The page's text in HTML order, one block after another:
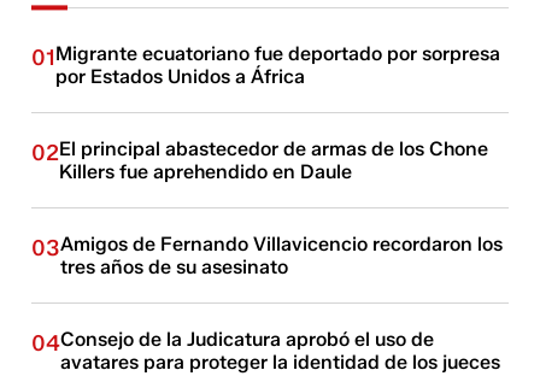
01Migrante ecuatoriano fue deportado por sorpresa
por Estados Unidos a África
02El principal abastecedor de armas de los Chone
Killers fue aprehendido en Daule
03Amigos de Fernando Villavicencio recordaron los
tres años de su asesinato
04Consejo de la Judicatura aprobó el uso de
avatares para proteger la identidad de los jueces